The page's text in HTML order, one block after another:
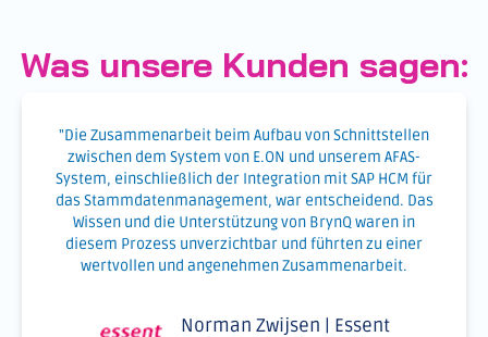
Was unsere Kunden sagen:
"Die Zusammenarbeit beim Aufbau von Schnittstellen
zwischen dem System von E.ON und unserem AFAS-
System, einschließlich der Integration mit SAP HCM für
das Stammdatenmanagement, war entscheidend. Das
Wissen und die Unterstützung von BrynQ waren in
diesem Prozess unverzichtbar und führten zu einer
wertvollen und angenehmen Zusammenarbeit.
Norman Zwijsen | Essent